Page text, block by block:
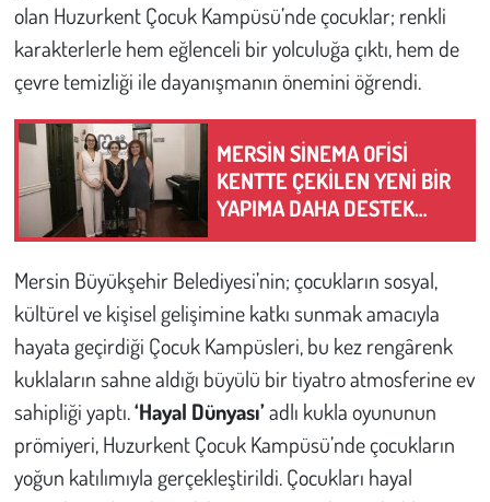
olan Huzurkent Çocuk Kampüsü’nde çocuklar; renkli
karakterlerle hem eğlenceli bir yolculuğa çıktı, hem de
çevre temizliği ile dayanışmanın önemini öğrendi.
MERSİN SİNEMA OFİSİ
KENTTE ÇEKİLEN YENİ BİR
YAPIMA DAHA DESTEK
SUNUYOR
Mersin Büyükşehir Belediyesi’nin; çocukların sosyal,
kültürel ve kişisel gelişimine katkı sunmak amacıyla
hayata geçirdiği Çocuk Kampüsleri, bu kez rengârenk
kuklaların sahne aldığı büyülü bir tiyatro atmosferine ev
sahipliği yaptı.‘Hayal Dünyası’adlı kukla oyununun
prömiyeri, Huzurkent Çocuk Kampüsü’nde çocukların
yoğun katılımıyla gerçekleştirildi. Çocukları hayal